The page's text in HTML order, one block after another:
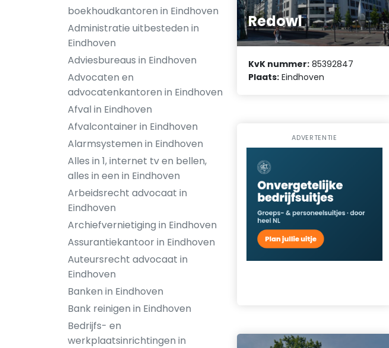
boekhoudkantoren in Eindhoven
Administratie uitbesteden in
Eindhoven
Adviesbureaus in Eindhoven
Advocaten en
advocatenkantoren in Eindhoven
Afval in Eindhoven
Afvalcontainer in Eindhoven
Alarmsystemen in Eindhoven
Alles in 1, internet tv en bellen,
alles in een in Eindhoven
Arbeidsrecht advocaat in
Eindhoven
Archiefvernietiging in Eindhoven
Assurantiekantoor in Eindhoven
Auteursrecht advocaat in
Eindhoven
Banken in Eindhoven
Bank reinigen in Eindhoven
Bedrijfs- en
werkplaatsinrichtingen in
Redowl
KvK nummer: 85392847
Plaats: Eindhoven
ADVERTENTIE